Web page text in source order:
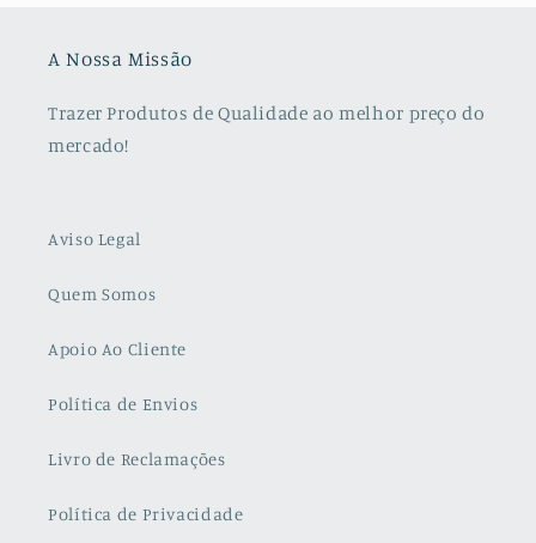
A Nossa Missão
Trazer Produtos de Qualidade ao melhor preço do
mercado!
Aviso Legal
Quem Somos
Apoio Ao Cliente
Política de Envios
Livro de Reclamações
Política de Privacidade